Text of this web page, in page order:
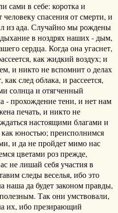
сами в себе: коротка и
спасения от смерти, и
из ада. Случайно мы рождены
в ноздрях наших - дым,
сердца. Когда она угаснет,
как жидкий воздух; и
и никто не вспомнит о делах
след облака, и рассеется,
солнца и отягченный
- прохождение тени, и нет нам
печать, и никто не
настоящими благами и
юностью; преисполнимся
и да не пройдет мимо нас
цветами роз прежде,
не лишай себя участия в
следы веселья, ибо это
да будет законом правды,
Так они умствовали,
их, ибо презирающий